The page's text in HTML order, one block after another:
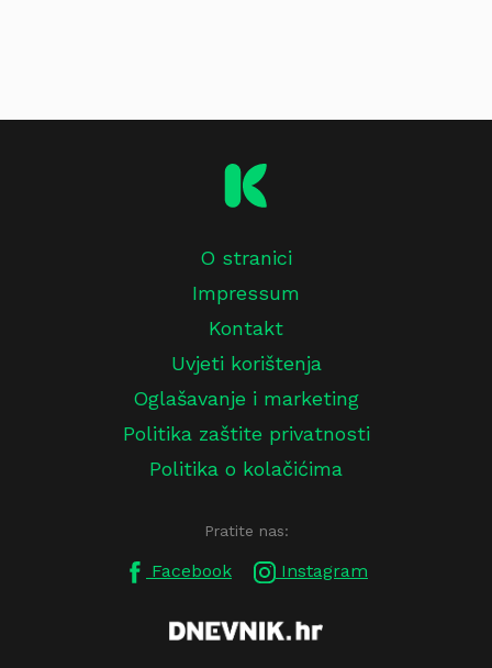
O stranici
Impressum
Kontakt
Uvjeti korištenja
Oglašavanje i marketing
Politika zaštite privatnosti
Politika o kolačićima
Pratite nas:
Facebook Instagram